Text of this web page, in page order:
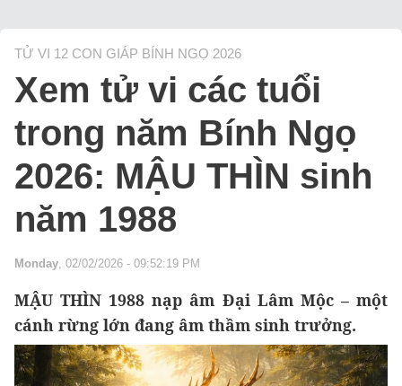
TỬ VI 12 CON GIÁP BÍNH NGỌ 2026
Xem tử vi các tuổi
trong năm Bính Ngọ
2026: MẬU THÌN sinh
năm 1988
Monday, 02/02/2026 - 09:52:19 PM
MẬU THÌN 1988 nạp âm Đại Lâm Mộc – một
cánh rừng lớn đang âm thầm sinh trưởng.